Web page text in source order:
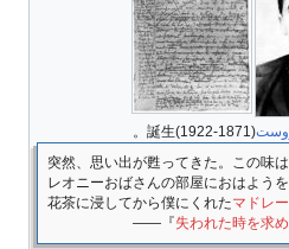
(1871-1922)誕生。
突然、思い出が甦ってきた。この味
レオニーおばさんの部屋におはよう
花茶に浸してから僕にくれたマドレ
――『失われた時を求